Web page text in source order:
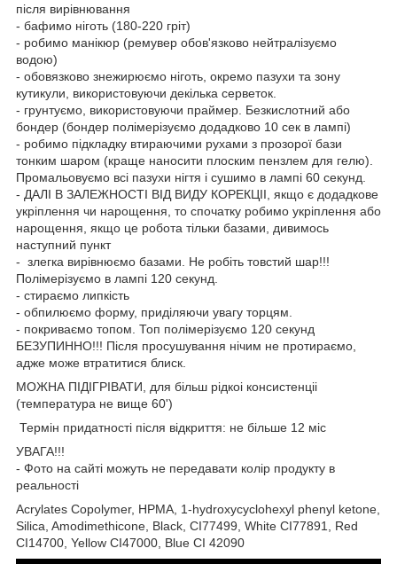
після вирівнювання
- бафимо ніготь (180-220 гріт)
- робимо манікюр (ремувер обов'язково нейтралізуємо
водою)
- обовязково знежирюємо ніготь, окремо пазухи та зону
кутикули, використовуючи декілька серветок.
- грунтуємо, використовуючи праймер. Безкислотний або
бондер (бондер полімерізуємо додадково 10 сек в лампі)
- робимо підкладку втираючими рухами з прозорої бази
тонким шаром (краще наносити плоским пензлем для гелю).
Промальовуємо всі пазухи нігтя і сушимо в лампі 60 секунд.
- ДАЛІ В ЗАЛЕЖНОСТІ ВІД ВИДУ КОРЕКЦІІ, якщо є додадкове
укріплення чи нарощення, то спочатку робимо укріплення або
нарощення, якщо це робота тільки базами, дивимось
наступний пункт
- злегка вирівнюємо базами. Не робіть товстий шар!!!
Полімерізуємо в лампі 120 секунд.
- стираємо липкість
- обпилюємо форму, приділяючи увагу торцям.
- покриваємо топом. Топ полімерізуємо 120 секунд
БЕЗУПИННО!!! Після просушування нічим не протираємо,
адже може втратитися блиск.
МОЖНА ПІДІГРІВАТИ, для більш рідкоі консистенціі
(температура не вище 60')
Термін придатності після відкриття: не більше 12 міс
УВАГА!!!
- Фото на сайті можуть не передавати колір продукту в
реальності
Acrylates Copolymer, HPMA, 1-hydroxycyclohexyl phenyl ketone,
Silica, Amodimethicone, Black, CI77499, White CI77891, Red
CI14700, Yellow CI47000, Blue CI 42090